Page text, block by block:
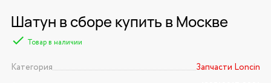
Шатун в сборе купить в Москве
Товар в наличии
Категория
Запчасти Loncin